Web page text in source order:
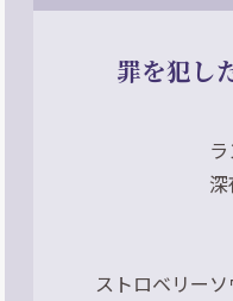
罪を犯し
ストロベリー